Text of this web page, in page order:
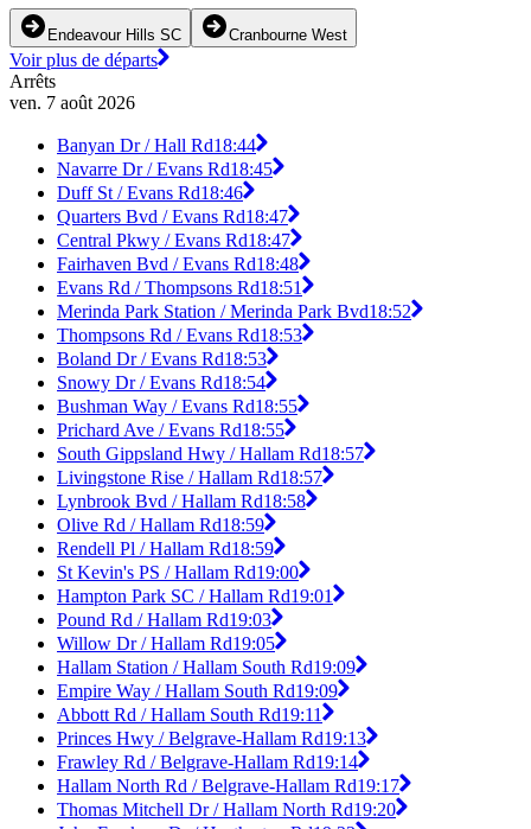
Endeavour Hills SC Cranbourne West
Voir plus de départs
Arrêts
ven. 7 août 2026
Banyan Dr / Hall Rd18:44
Navarre Dr / Evans Rd18:45
Duff St / Evans Rd18:46
Quarters Bvd / Evans Rd18:47
Central Pkwy / Evans Rd18:47
Fairhaven Bvd / Evans Rd18:48
Evans Rd / Thompsons Rd18:51
Merinda Park Station / Merinda Park Bvd18:52
Thompsons Rd / Evans Rd18:53
Boland Dr / Evans Rd18:53
Snowy Dr / Evans Rd18:54
Bushman Way / Evans Rd18:55
Prichard Ave / Evans Rd18:55
South Gippsland Hwy / Hallam Rd18:57
Livingstone Rise / Hallam Rd18:57
Lynbrook Bvd / Hallam Rd18:58
Olive Rd / Hallam Rd18:59
Rendell Pl / Hallam Rd18:59
St Kevin's PS / Hallam Rd19:00
Hampton Park SC / Hallam Rd19:01
Pound Rd / Hallam Rd19:03
Willow Dr / Hallam Rd19:05
Hallam Station / Hallam South Rd19:09
Empire Way / Hallam South Rd19:09
Abbott Rd / Hallam South Rd19:11
Princes Hwy / Belgrave-Hallam Rd19:13
Frawley Rd / Belgrave-Hallam Rd19:14
Hallam North Rd / Belgrave-Hallam Rd19:17
Thomas Mitchell Dr / Hallam North Rd19:20